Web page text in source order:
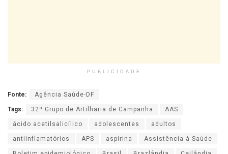
PUBLICIDADE
Fonte: Agência Saúde-DF
Tags: 32º Grupo de Artilharia de Campanha AAS
ácido acetilsalicílico adolescentes adultos
antiinflamatórios APS aspirina Assistência à Saúde